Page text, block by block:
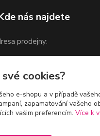
nás najdete
prodejny:
stanice Metra B -
cookies?
e-shopu a v případě
zapamatování vašeho
vašim preferencím. Více k